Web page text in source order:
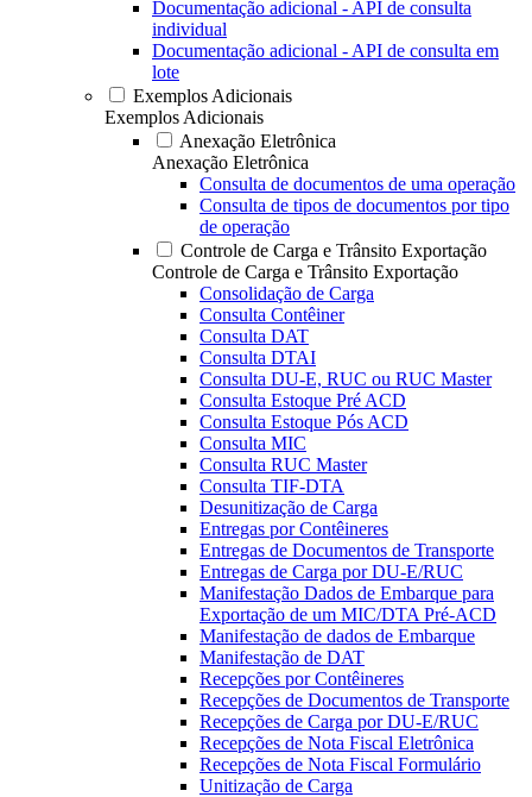
Documentação adicional - API de consulta
individual
Documentação adicional - API de consulta em
lote
Exemplos Adicionais
Exemplos Adicionais
Anexação Eletrônica
Anexação Eletrônica
Consulta de documentos de uma operação
Consulta de tipos de documentos por tipo
de operação
Controle de Carga e Trânsito Exportação
Controle de Carga e Trânsito Exportação
Consolidação de Carga
Consulta Contêiner
Consulta DAT
Consulta DTAI
Consulta DU-E, RUC ou RUC Master
Consulta Estoque Pré ACD
Consulta Estoque Pós ACD
Consulta MIC
Consulta RUC Master
Consulta TIF-DTA
Desunitização de Carga
Entregas por Contêineres
Entregas de Documentos de Transporte
Entregas de Carga por DU-E/RUC
Manifestação Dados de Embarque para
Exportação de um MIC/DTA Pré-ACD
Manifestação de dados de Embarque
Manifestação de DAT
Recepções por Contêineres
Recepções de Documentos de Transporte
Recepções de Carga por DU-E/RUC
Recepções de Nota Fiscal Eletrônica
Recepções de Nota Fiscal Formulário
Unitização de Carga